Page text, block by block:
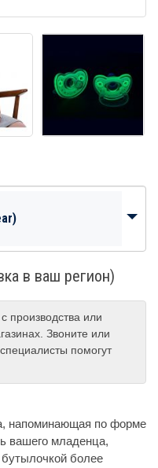
в ваш регион)
производства или
Звоните или
помогут
напоминающая по форме
вашего младенца,
более